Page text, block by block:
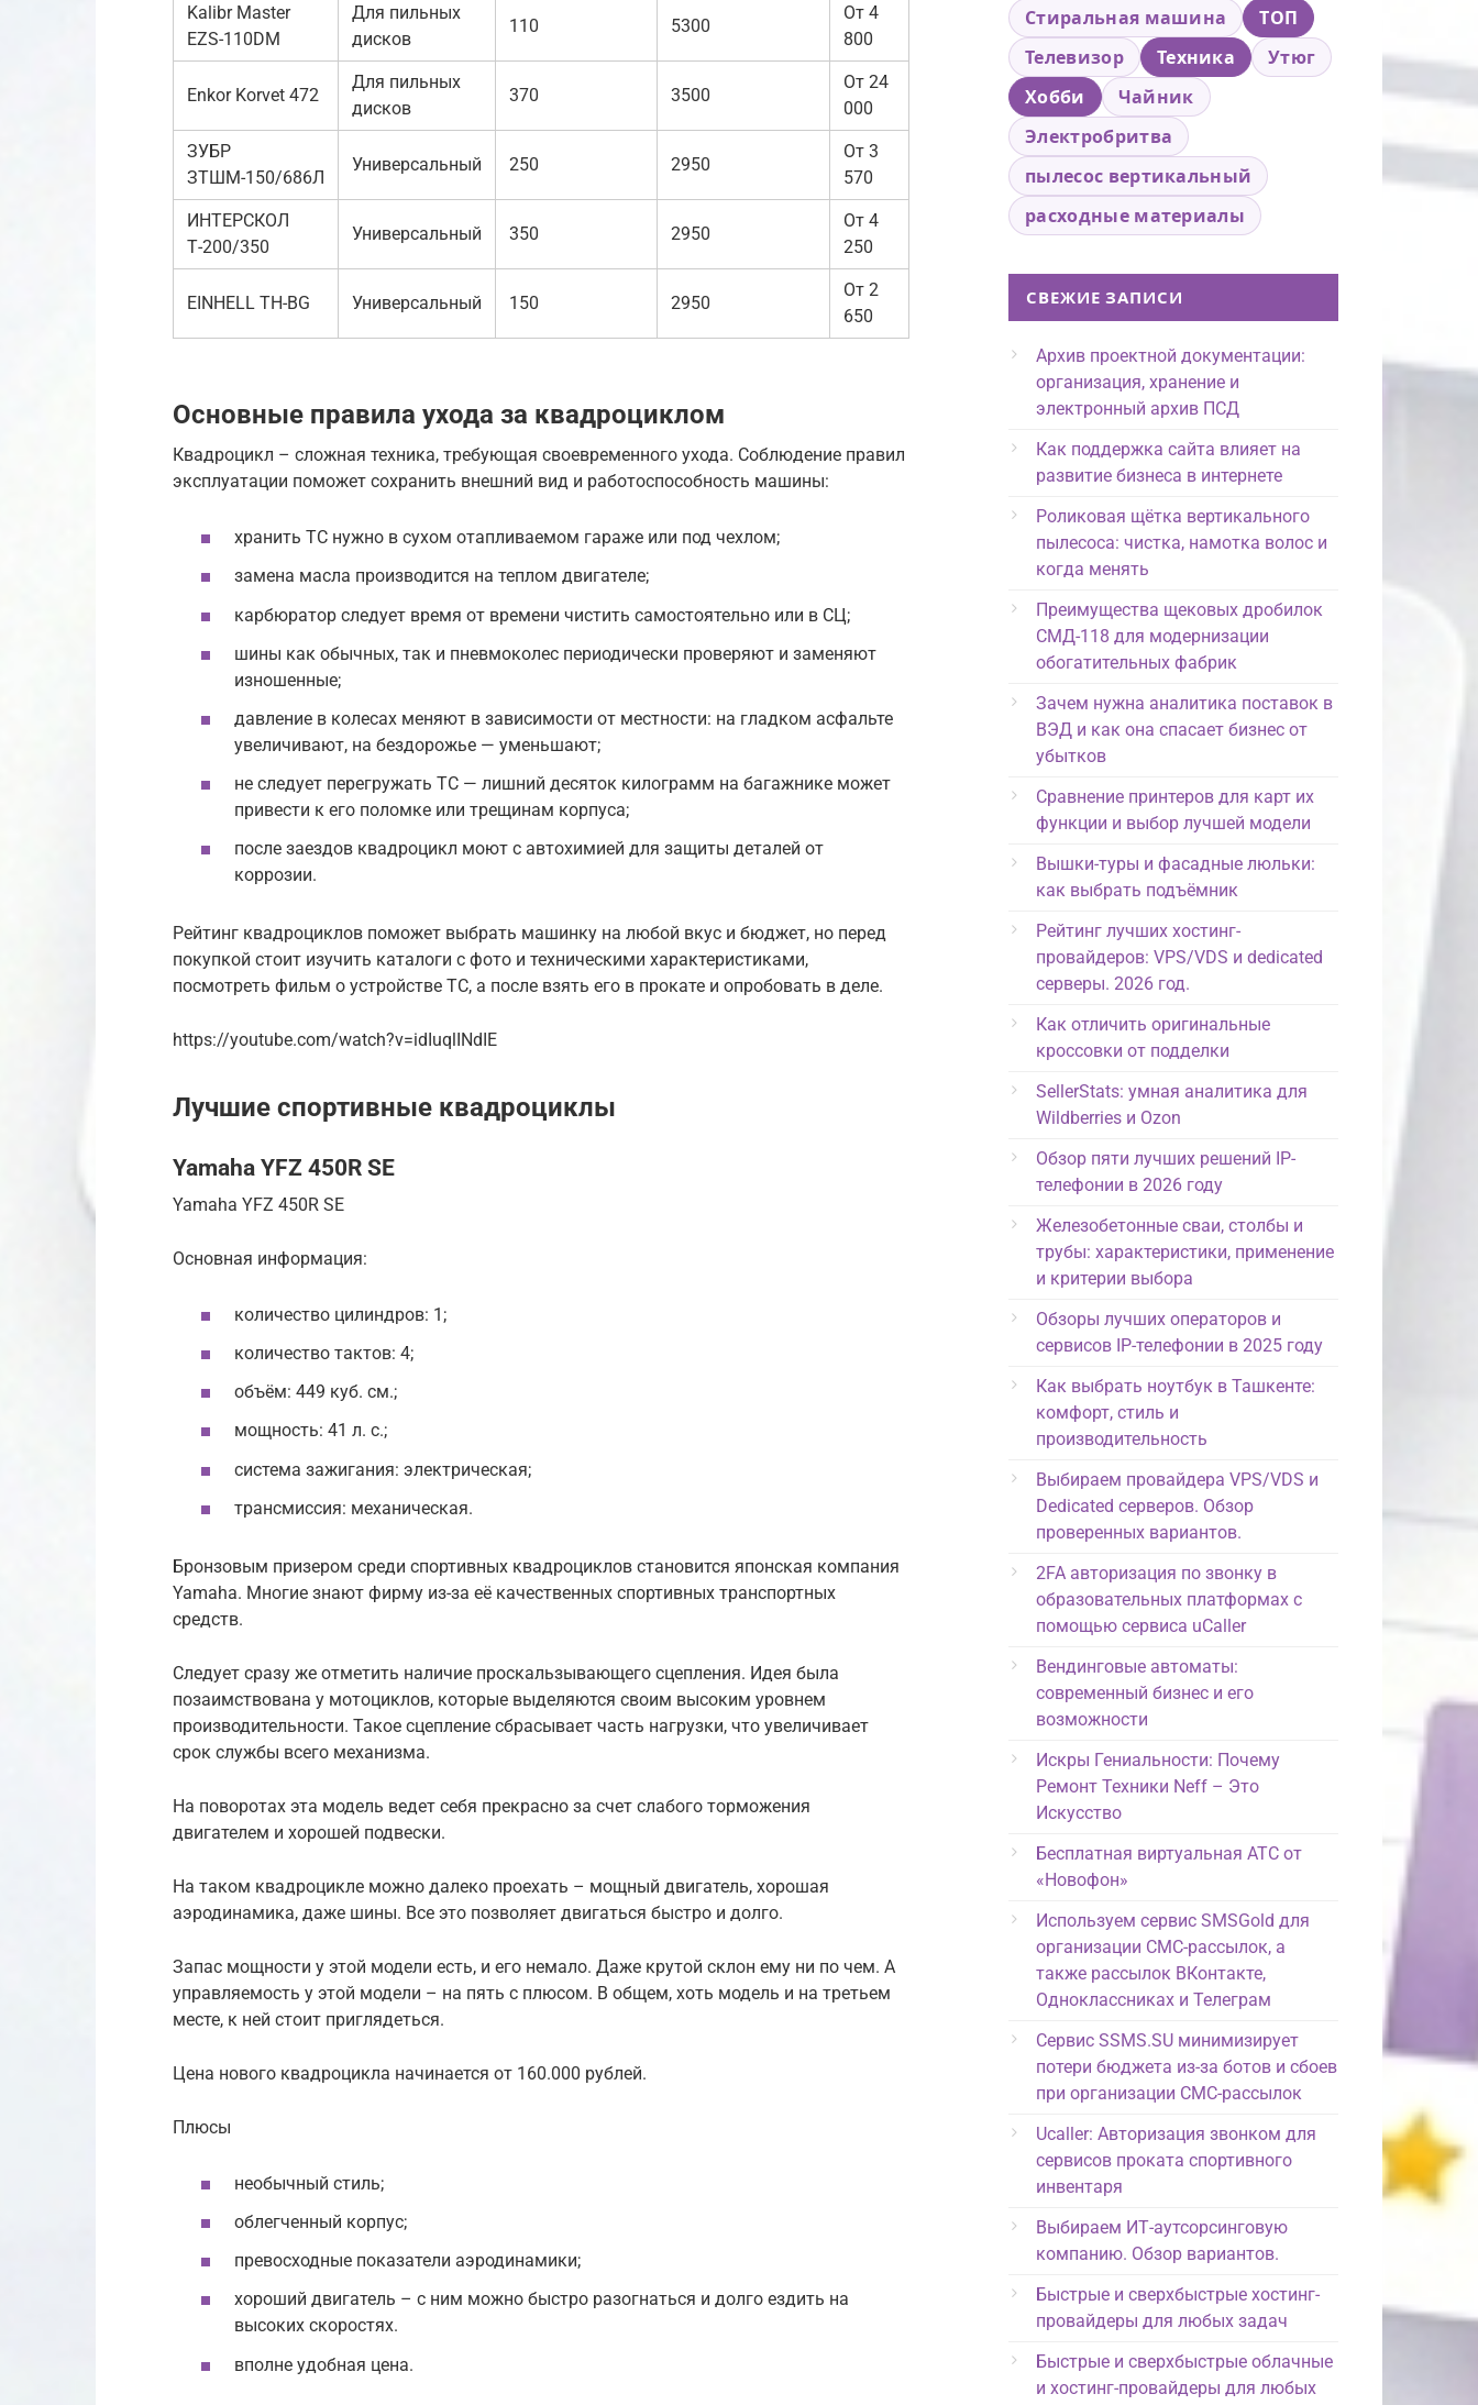
Kalibr Master
EZS-110DM
Для пильных
дисков
110 5300
От 4
800
Enkor Korvet 472
Для пильных
дисков
370 3500
От 24
000
ЗУБР
ЗТШМ-150/686Л
Универсальный 250 2950
От 3
570
ИНТЕРСКОЛ
Т-200/350
Универсальный 350 2950
От 4
250
EINHELL TH-BG Универсальный 150 2950
От 2
650
Основные правила ухода за квадроциклом
Квадроцикл – сложная техника, требующая своевременного ухода. Соблюдение правил
эксплуатации поможет сохранить внешний вид и работоспособность машины:
хранить ТС нужно в сухом отапливаемом гараже или под чехлом;
замена масла производится на теплом двигателе;
карбюратор следует время от времени чистить самостоятельно или в СЦ;
шины как обычных, так и пневмоколес периодически проверяют и заменяют
изношенные;
давление в колесах меняют в зависимости от местности: на гладком асфальте
увеличивают, на бездорожье — уменьшают;
не следует перегружать ТС — лишний десяток килограмм на багажнике может
привести к его поломке или трещинам корпуса;
после заездов квадроцикл моют с автохимией для защиты деталей от
коррозии.
Рейтинг квадроциклов поможет выбрать машинку на любой вкус и бюджет, но перед
покупкой стоит изучить каталоги с фото и техническими характеристиками,
посмотреть фильм о устройстве ТС, а после взять его в прокате и опробовать в деле.
https://youtube.com/watch?v=idIuqlINdIE
Лучшие спортивные квадроциклы
Yamaha YFZ 450R SE
Yamaha YFZ 450R SE
Основная информация:
количество цилиндров: 1;
количество тактов: 4;
объём: 449 куб. см.;
мощность: 41 л. с.;
система зажигания: электрическая;
трансмиссия: механическая.
Бронзовым призером среди спортивных квадроциклов становится японская компания
Yamaha. Многие знают фирму из-за её качественных спортивных транспортных
средств.
Следует сразу же отметить наличие проскальзывающего сцепления. Идея была
позаимствована у мотоциклов, которые выделяются своим высоким уровнем
производительности. Такое сцепление сбрасывает часть нагрузки, что увеличивает
срок службы всего механизма.
На поворотах эта модель ведет себя прекрасно за счет слабого торможения
двигателем и хорошей подвески.
На таком квадроцикле можно далеко проехать – мощный двигатель, хорошая
аэродинамика, даже шины. Все это позволяет двигаться быстро и долго.
Запас мощности у этой модели есть, и его немало. Даже крутой склон ему ни по чем. А
управляемость у этой модели – на пять с плюсом. В общем, хоть модель и на третьем
месте, к ней стоит приглядеться.
Цена нового квадроцикла начинается от 160.000 рублей.
Плюсы
необычный стиль;
облегченный корпус;
превосходные показатели аэродинамики;
хороший двигатель – с ним можно быстро разогнаться и долго ездить на
высоких скоростях.
вполне удобная цена.
Стиральная машина
ТОП
Телевизор
Техника
Утюг
Хобби
Чайник
Электробритва
пылесос вертикальный
расходные материалы
СВЕЖИЕ ЗАПИСИ
Архив проектной документации:
организация, хранение и
электронный архив ПСД
Как поддержка сайта влияет на
развитие бизнеса в интернете
Роликовая щётка вертикального
пылесоса: чистка, намотка волос и
когда менять
Преимущества щековых дробилок
СМД-118 для модернизации
обогатительных фабрик
Зачем нужна аналитика поставок в
ВЭД и как она спасает бизнес от
убытков
Сравнение принтеров для карт их
функции и выбор лучшей модели
Вышки-туры и фасадные люльки:
как выбрать подъёмник
Рейтинг лучших хостинг-
провайдеров: VPS/VDS и dedicated
серверы. 2026 год.
Как отличить оригинальные
кроссовки от подделки
SellerStats: умная аналитика для
Wildberries и Ozon
Обзор пяти лучших решений IP-
телефонии в 2026 году
Железобетонные сваи, столбы и
трубы: характеристики, применение
и критерии выбора
Обзоры лучших операторов и
сервисов IP-телефонии в 2025 году
Как выбрать ноутбук в Ташкенте:
комфорт, стиль и
производительность
Выбираем провайдера VPS/VDS и
Dedicated серверов. Обзор
проверенных вариантов.
2FA авторизация по звонку в
образовательных платформах с
помощью сервиса uCaller
Вендинговые автоматы:
современный бизнес и его
возможности
Искры Гениальности: Почему
Ремонт Техники Neff – Это
Искусство
Бесплатная виртуальная АТС от
«Новофон»
Используем сервис SMSGold для
организации СМС-рассылок, а
также рассылок ВКонтакте,
Одноклассниках и Телеграм
Сервис SSMS.SU минимизирует
потери бюджета из-за ботов и сбоев
при организации СМС-рассылок
Ucaller: Авторизация звонком для
сервисов проката спортивного
инвентаря
Выбираем ИТ-аутсорсинговую
компанию. Обзор вариантов.
Быстрые и сверхбыстрые хостинг-
провайдеры для любых задач
Быстрые и сверхбыстрые облачные
и хостинг-провайдеры для любых